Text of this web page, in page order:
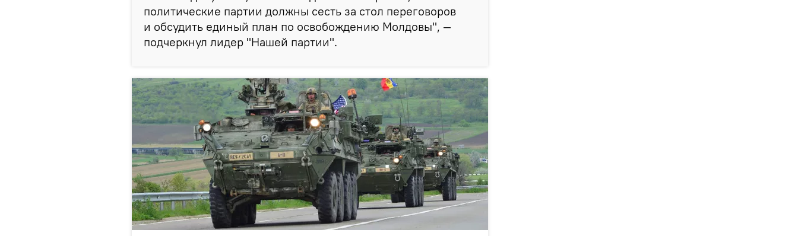
политические партии должны сесть за стол переговоров
и обсудить единый план по освобождению Молдовы", —
подчеркнул лидер "Нашей партии".